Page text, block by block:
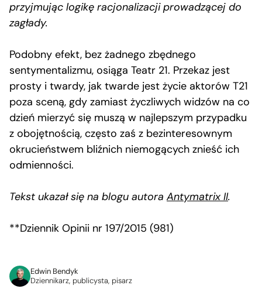
przyjmując logikę racjonalizacji prowadzącej do
zagłady.
Podobny efekt, bez żadnego zbędnego
sentymentalizmu, osiąga Teatr 21. Przekaz jest
prosty i twardy, jak twarde jest życie aktorów T21
poza sceną, gdy zamiast życzliwych widzów na co
dzień mierzyć się muszą w najlepszym przypadku
z obojętnością, często zaś z bezinteresownym
okrucieństwem bliźnich niemogących znieść ich
odmienności.
Tekst ukazał się na blogu autora Antymatrix II.
**Dziennik Opinii nr 197/2015 (981)
Edwin Bendyk
Dziennikarz, publicysta, pisarz